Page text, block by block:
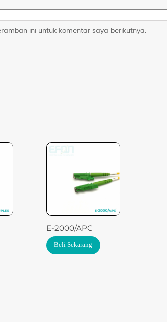
ini untuk komentar saya berikutnya.
E-2000/APC
Beli Sekarang